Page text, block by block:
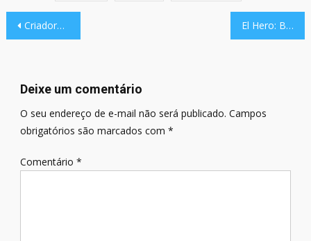
Navegação
Post
Criadores do roguelike Mechanines estão no Control Break El Hero: Battle Royale brasileiro inicia fase beta de testes
Deixe um comentário
O seu endereço de e-mail não será publicado. Campos
obrigatórios são marcados com *
Comentário *